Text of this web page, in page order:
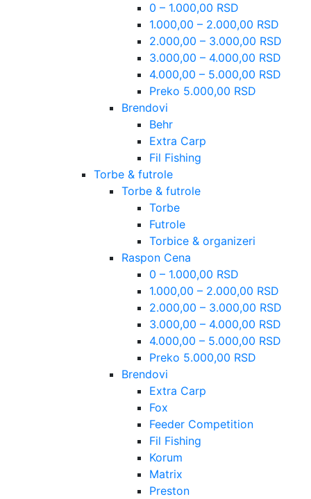
0 – 1.000,00 RSD
1.000,00 – 2.000,00 RSD
2.000,00 – 3.000,00 RSD
3.000,00 – 4.000,00 RSD
4.000,00 – 5.000,00 RSD
Preko 5.000,00 RSD
Brendovi
Behr
Extra Carp
Fil Fishing
Torbe & futrole
Torbe & futrole
Torbe
Futrole
Torbice & organizeri
Raspon Cena
0 – 1.000,00 RSD
1.000,00 – 2.000,00 RSD
2.000,00 – 3.000,00 RSD
3.000,00 – 4.000,00 RSD
4.000,00 – 5.000,00 RSD
Preko 5.000,00 RSD
Brendovi
Extra Carp
Fox
Feeder Competition
Fil Fishing
Korum
Matrix
Preston